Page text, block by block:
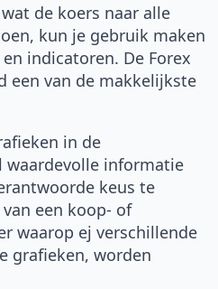
de koers naar alle
kun je gebruik maken
indicatoren. De Forex
een van de makkelijkste
in de
waardevolle informatie
keus te
een koop- of
waarop ej verschillende
grafieken, worden